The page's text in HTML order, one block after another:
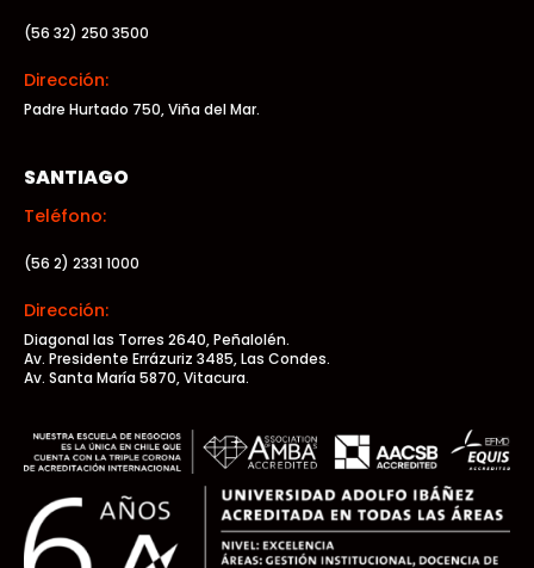
(56 32) 250 3500
Dirección:
Padre Hurtado 750, Viña del Mar.
SANTIAGO
Teléfono:
(56 2) 2331 1000
Dirección:
Diagonal las Torres 2640, Peñalolén.
Av. Presidente Errázuriz 3485, Las Condes.
Av. Santa María 5870, Vitacura.